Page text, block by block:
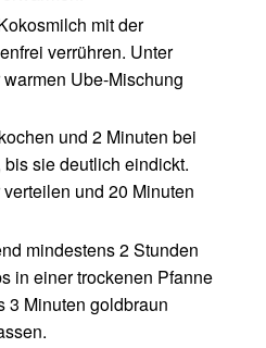
mit der
verrühren. Unter
Ube-Mischung
und 2 Minuten bei
sie deutlich eindickt.
und 20 Minuten
mindestens 2 Stunden
in einer trockenen Pfanne
3 Minuten goldbraun